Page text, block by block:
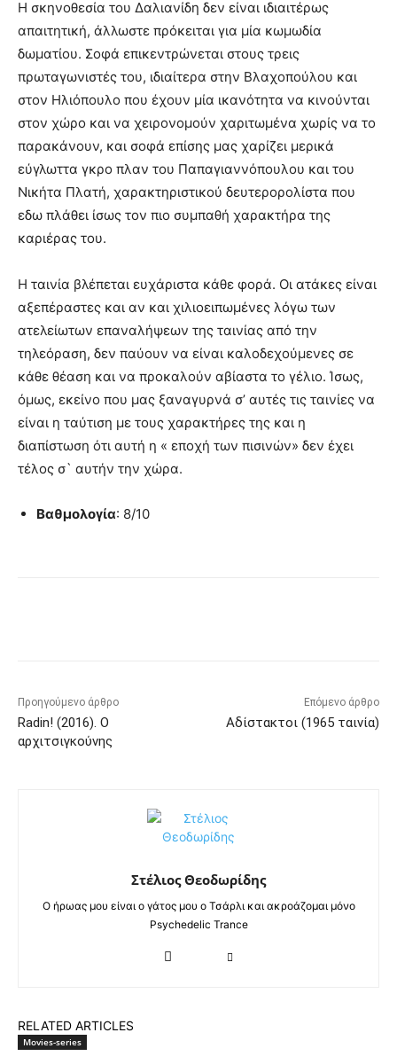
Η σκηνοθεσία του Δαλιανίδη δεν είναι ιδιαιτέρως
απαιτητική, άλλωστε πρόκειται για μία κωμωδία
δωματίου. Σοφά επικεντρώνεται στους τρεις
πρωταγωνιστές του, ιδιαίτερα στην Βλαχοπούλου και
στον Ηλιόπουλο που έχουν μία ικανότητα να κινούνται
στον χώρο και να χειρονομούν χαριτωμένα χωρίς να το
παρακάνουν, και σοφά επίσης μας χαρίζει μερικά
εύγλωττα γκρο πλαν του Παπαγιαννόπουλου και του
Νικήτα Πλατή, χαρακτηριστικού δευτερορολίστα που
εδω πλάθει ίσως τον πιο συμπαθή χαρακτήρα της
καριέρας του.
Η ταινία βλέπεται ευχάριστα κάθε φορά. Οι ατάκες είναι
αξεπέραστες και αν και χιλιοειπωμένες λόγω των
ατελείωτων επαναλήψεων της ταινίας από την
τηλεόραση, δεν παύουν να είναι καλοδεχούμενες σε
κάθε θέαση και να προκαλούν αβίαστα το γέλιο. Ίσως,
όμως, εκείνο που μας ξαναγυρνά σ’ αυτές τις ταινίες να
είναι η ταύτιση με τους χαρακτήρες της και η
διαπίστωση ότι αυτή η « εποχή των πισινών» δεν έχει
τέλος σ` αυτήν την χώρα.
Βαθμολογία: 8/10
Προηγούμενο άρθρο
Radin! (2016). Ο
αρχιτσιγκούνης
Επόμενο άρθρο
Αδίστακτοι (1965 ταινία)
Στέλιος Θεοδωρίδης
Ο ήρωας μου είναι ο γάτος μου ο Τσάρλι και ακροάζομαι μόνο
Psychedelic Trance
RELATED ARTICLES
Movies-series